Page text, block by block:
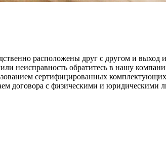
расположены друг с другом и выход
неисправность обратитесь в нашу
сертифицированных
договора с физическими и юридическими